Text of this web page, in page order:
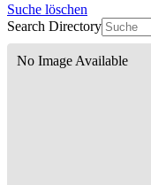
Suche löschen
Search Directory
No Image Available